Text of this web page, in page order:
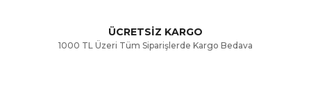
Gönder
ÜCRETSİZ KARGO
1000 TL Üzeri Tüm Siparişlerde Kargo Bedava